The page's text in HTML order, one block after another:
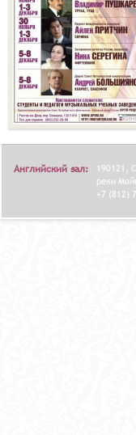
Английский зал:
190121,
реки
+7 (812)